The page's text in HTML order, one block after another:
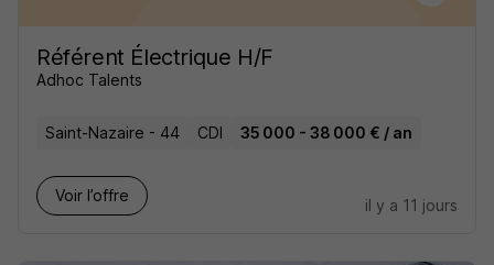
Référent Électrique H/F
Adhoc Talents
Saint-Nazaire - 44 CDI 35 000 - 38 000 € / an
Voir l’offre
il y a 11 jours